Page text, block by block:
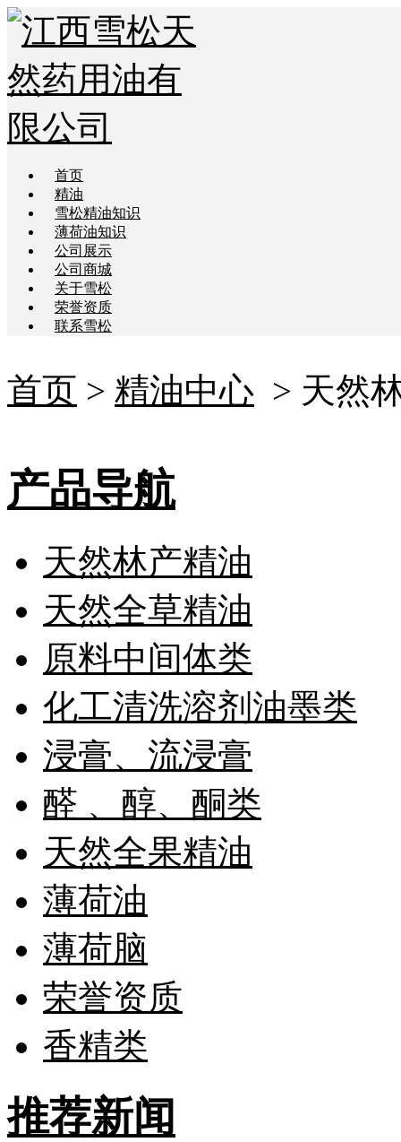
首页
精油
雪松精油知识
薄荷油知识
公司展示
公司商城
关于雪松
荣誉资质
联系雪松
首页 > 精油中心 > 天然
产品导航
天然林产精油
天然全草精油
原料中间体类
化工清洗溶剂油墨类
浸膏、流浸膏
醛 、醇、酮类
天然全果精油
薄荷油
薄荷脑
荣誉资质
香精类
推荐新闻